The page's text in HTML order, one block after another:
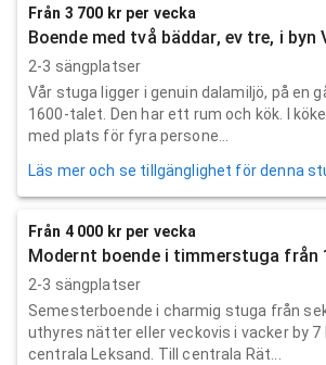
Från 3 700 kr per vecka
Boende med två bäddar, ev tre, i byn
2-3 sängplatser
Vår stuga ligger i genuin dalamiljö, på en
1600-talet. Den har ett rum och kök. I
med plats för fyra persone...
Läs mer och se tillgänglighet för denna
Från 4 000 kr per vecka
Modernt boende i timmerstuga från
2-3 sängplatser
Semesterboende i charmig stuga från
uthyres nätter eller veckovis i vacker by 7
centrala Leksand. Till centrala Rät...